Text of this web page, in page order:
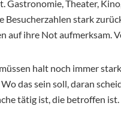
Gastronomie, Theater,
stark
auf ihre Not aufmerksam.
halt noch immer
das sein soll, daran
tätig ist, die betroffen